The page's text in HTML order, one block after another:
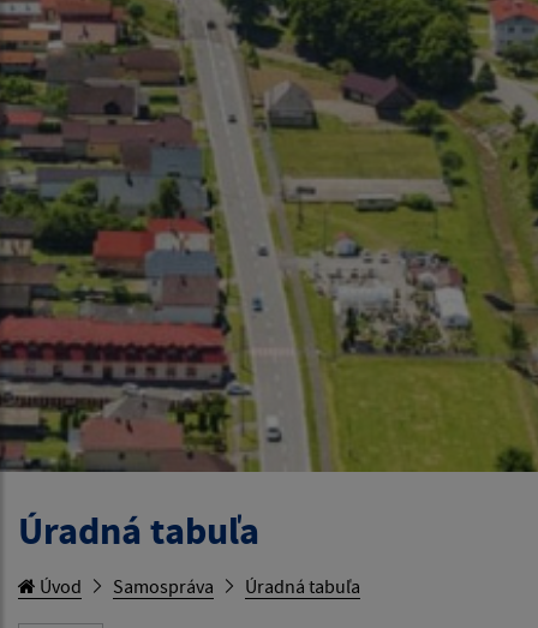
Úradná tabuľa
Úvod Samospráva Úradná tabuľa